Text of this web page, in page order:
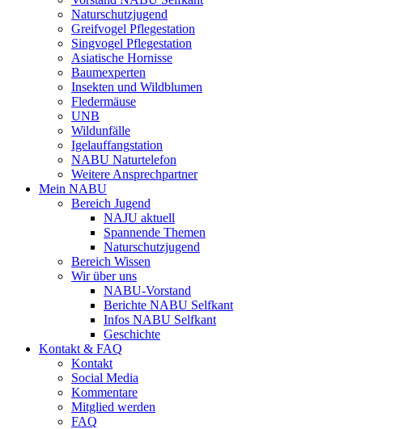
Naturschutzjugend
Greifvogel Pflegestation
Singvogel Pflegestation
Asiatische Hornisse
Baumexperten
Insekten und Wildblumen
Fledermäuse
UNB
Wildunfälle
Igelauffangstation
NABU Naturtelefon
Weitere Ansprechpartner
Mein NABU
Bereich Jugend
NAJU aktuell
Spannende Themen
Naturschutzjugend
Bereich Wissen
Wir über uns
NABU-Vorstand
Berichte NABU Selfkant
Infos NABU Selfkant
Geschichte
Kontakt & FAQ
Kontakt
Social Media
Kommentare
Mitglied werden
FAQ